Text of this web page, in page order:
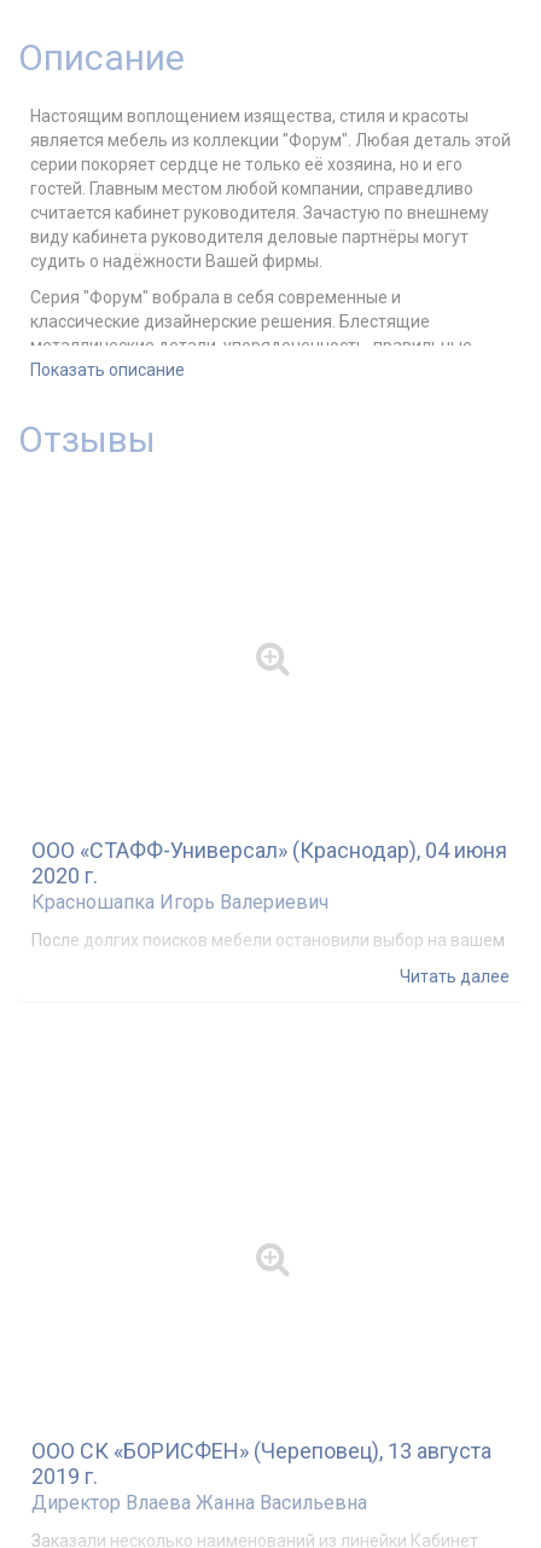
Описание
Настоящим воплощением изящества, стиля и красоты
является мебель из коллекции "Форум". Любая деталь этой
серии покоряет сердце не только её хозяина, но и его
гостей. Главным местом любой компании, справедливо
считается кабинет руководителя. Зачастую по внешнему
виду кабинета руководителя деловые партнёры могут
судить о надёжности Вашей фирмы.
Серия "Форум" вобрала в себя современные и
классические дизайнерские решения. Блестящие
металлические детали, упорядоченность, правильные
формы и лаконичность дают возможность отнести мебель
которого созданы многие детали этой мебели.
Cтрана производитель: Россия
Показать описание
Отзывы
ООО «СТАФФ-Универсал» (Краснодар), 04 июня
2020 г.
Красношапка Игорь Валериевич
После долгих поисков мебели остановили выбор на вашем
города, но все не находили на это время. В итоге решили
Читать далее
ООО СК «БОРИСФЕН» (Череповец), 13 августа
2019 г.
Директор Влаева Жанна Васильевна
Заказали несколько наименований из линейки Кабинет